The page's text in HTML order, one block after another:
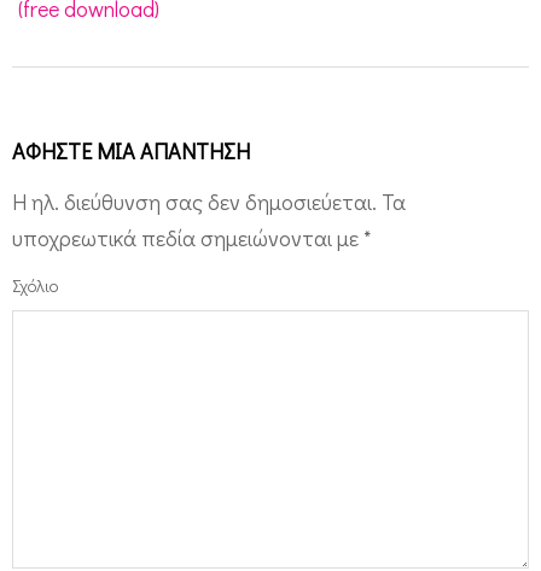
(free download)
ΑΦΉΣΤΕ ΜΙΑ ΑΠΆΝΤΗΣΗ
Η ηλ. διεύθυνση σας δεν δημοσιεύεται. Τα
υποχρεωτικά πεδία σημειώνονται με *
Σχόλιο